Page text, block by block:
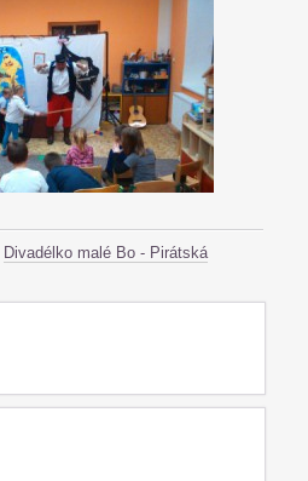
Divadélko malé Bo - Pirátská